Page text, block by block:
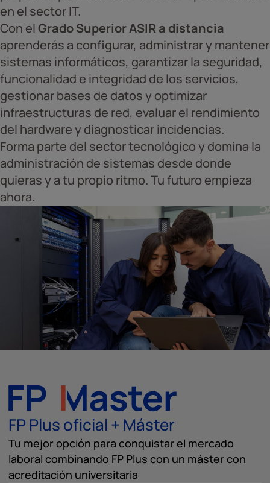
en el sector IT.
Con elGrado Superior ASIR a distancia
aprenderás a configurar, administrar y mantener
sistemas informáticos, garantizar la seguridad,
funcionalidad e integridad de los servicios,
gestionar bases de datos y optimizar
infraestructuras de red, evaluar el rendimiento
del hardware y diagnosticar incidencias.
Forma parte del sector tecnológico y domina la
administración de sistemas desde donde
quieras y a tu propio ritmo. Tu futuro empieza
ahora.
FP Plus oficial + Máster
Tu mejor opción para conquistar el mercado
laboral combinando FP Plus con un máster con
acreditación universitaria